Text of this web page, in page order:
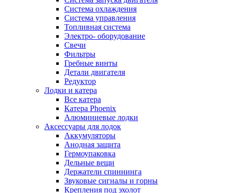
Система охлаждения
Система управления
Топливная система
Электро- оборудование
Свечи
Фильтры
Гребные винты
Детали двигателя
Редуктор
Лодки и катера
Все катера
Катера Phoenix
Алюминиевые лодки
Аксессуары для лодок
Аккумуляторы
Анодная защита
Гермоупаковка
Дельные вещи
Держатели спиннинга
Звуковые сигналы и горны
Крепления под эхолот